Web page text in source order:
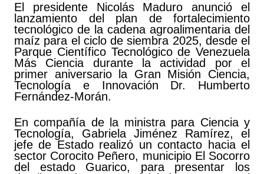
El presidente Nicolás Maduro anunció el
lanzamiento del plan de fortalecimiento
tecnológico de la cadena agroalimentaria del
maíz para el ciclo de siembra 2025, desde el
Parque Científico Tecnológico de Venezuela
Más Ciencia durante la actividad por el
primer aniversario la Gran Misión Ciencia,
Tecnología e Innovación Dr. Humberto
Fernández-Morán.
En compañía de la ministra para Ciencia y
Tecnología, Gabriela Jiménez Ramírez, el
jefe de Estado realizó un contacto hacia el
sector Corocito Peñero, municipio El Socorro
del estado Guarico, para presentar los